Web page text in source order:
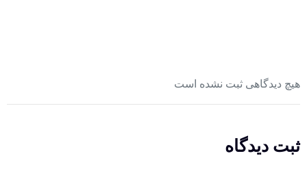
هیچ دیدگاهی ثبت نشده است
ثبت دیدگاه